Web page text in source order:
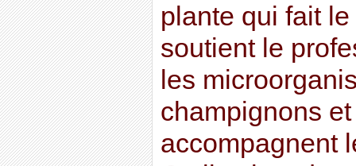
plante qui fait
soutient le
les
champignons
accompagnent